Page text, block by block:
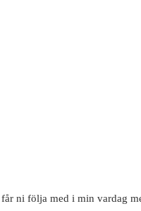
ni följa med i min vardag